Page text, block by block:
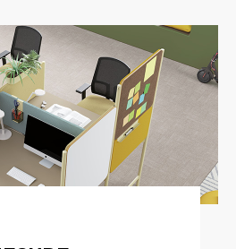
l’utilisateur a accédé
le fournisseur d’accès de
de protocole Internet (IP)
état de cause CLEN ne
personnelles
que pour le besoin de
par le site
fournit ces
connaissance de cause,
procède par lui-même à
précisé à l’utilisateur du
ou non de fournir